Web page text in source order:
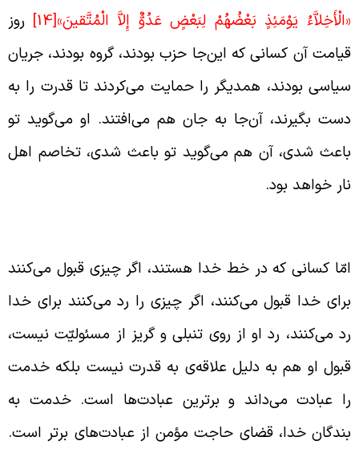
يَوْمَئِذٍ بَعْضُهُمْ لِبَعْضٍ عَدُوٌّ إِلاَّ الْمُتَّقينَ»[14]
روز
آن کسانی که این‌جا حزب بودند، گروه بودند، جریان
بودند، همدیگر را حمایت می‌کردند تا قدرت را به
بگیرند، آن‌جا به جان هم می‌افتند. او می‌گوید تو
شدی، آن هم می‌گوید تو باعث شدی، تخاصم اهل
خواهد بود.
کسانی که در خط خدا هستند، اگر چیزی قبول می‌کنند
خدا قبول می‌کنند، اگر چیزی را رد می‌کنند برای خدا
می‌کنند، رد او از روی تنبلی و گریز از مسئولیّت نیست،
او هم به دلیل علاقه‌ی به قدرت نیست بلکه خدمت
عبادت می‌داند و برترین عبادت‌ها است. خدمت به
خدا، قضای حاجت مؤمن از عبادت‌های برتر است.